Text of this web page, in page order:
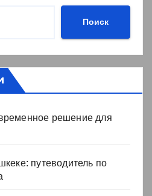
Поиск
решение для
путеводитель по